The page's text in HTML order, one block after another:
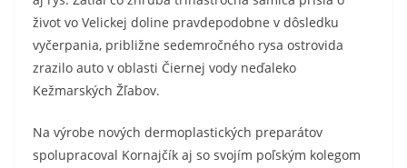
život vo Velickej doline pravdepodobne v dôsledku
vyčerpania, približne sedemročného rysa ostrovida
zrazilo auto v oblasti Čiernej vody neďaleko
Kežmarských Žľabov.
Na výrobe nových dermoplastických preparátov
spolupracoval Kornajčík aj so svojím poľským kolegom